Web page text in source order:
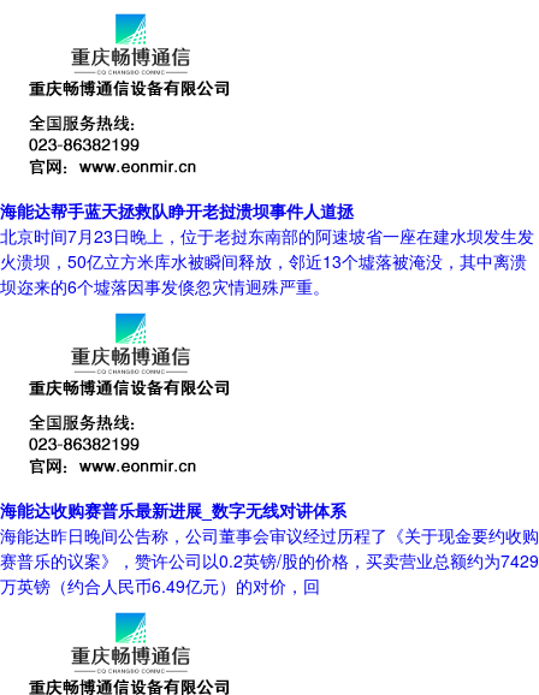
海能达帮手蓝天拯救队睁开老挝溃坝事件人道拯
北京时间7月23日晚上，位于老挝东南部的阿速坡省一座在建水坝发生发
火溃坝，50亿立方米库水被瞬间释放，邻近13个墟落被淹没，其中离溃
坝迩来的6个墟落因事发倏忽灾情迥殊严重。
海能达收购赛普乐最新进展_数字无线对讲体系
海能达昨日晚间公告称，公司董事会审议经过历程了《关于现金要约收购
赛普乐的议案》，赞许公司以0.2英镑/股的价格，买卖营业总额约为7429
万英镑（约合人民币6.49亿元）的对价，回